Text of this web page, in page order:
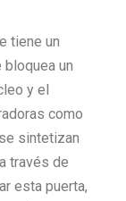
tiene un
un
y el
como
sintetizan
través de
esta puerta,